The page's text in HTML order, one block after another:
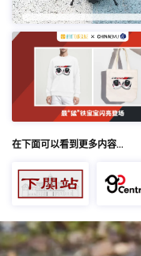
在下面可以看到更多内容…